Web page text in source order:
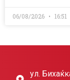
06/08/2026 16:51
ул.